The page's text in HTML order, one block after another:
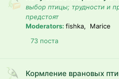
выбор птицы; трудности и
предстоят
Moderators: fishka, Marice
73 поста
Кормление врановых